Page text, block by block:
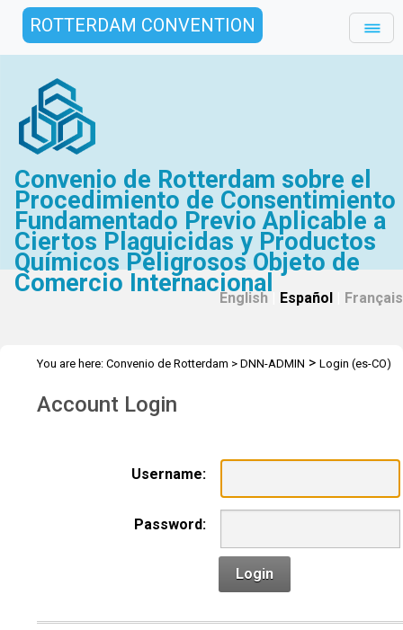
ROTTERDAM CONVENTION
Convenio de Rotterdam sobre el
Procedimiento de Consentimiento
Fundamentado Previo Aplicable a
Ciertos Plaguicidas y Productos
Químicos Peligrosos Objeto de
Comercio Internacional
English Español Français
You are here: Convenio de Rotterdam > DNN-ADMIN > Login (es-CO)
Account Login
Username:
Password:
Login